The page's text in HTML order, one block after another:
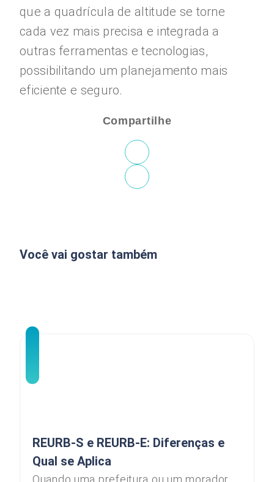
que a quadrícula de altitude se torne
cada vez mais precisa e integrada a
outras ferramentas e tecnologias,
possibilitando um planejamento mais
eficiente e seguro.
Compartilhe
Você vai gostar também
REURB-S e REURB-E: Diferenças e
Qual se Aplica
Quando uma prefeitura ou um morador